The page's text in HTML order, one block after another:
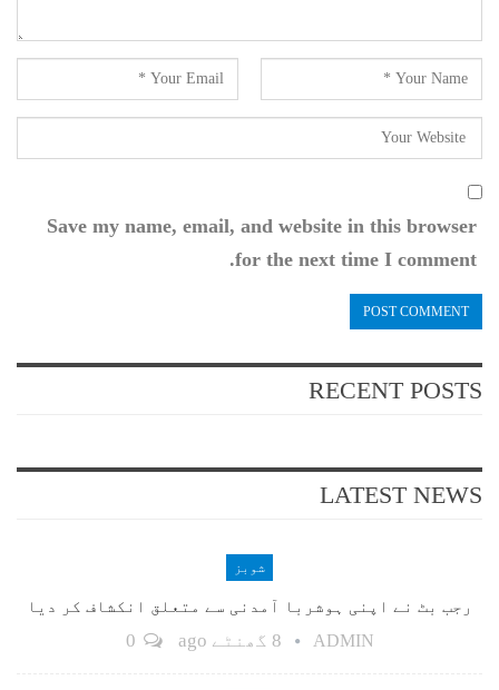
Save my name, email, and website in this browser
for the next time I comment.
RECENT POSTS
LATEST NEWS
شوبز
رجب بٹ نے اپنی ہوشربا آمدنی سے متعلق انکشاف کر دیا
ADMIN 8 گھنٹے ago